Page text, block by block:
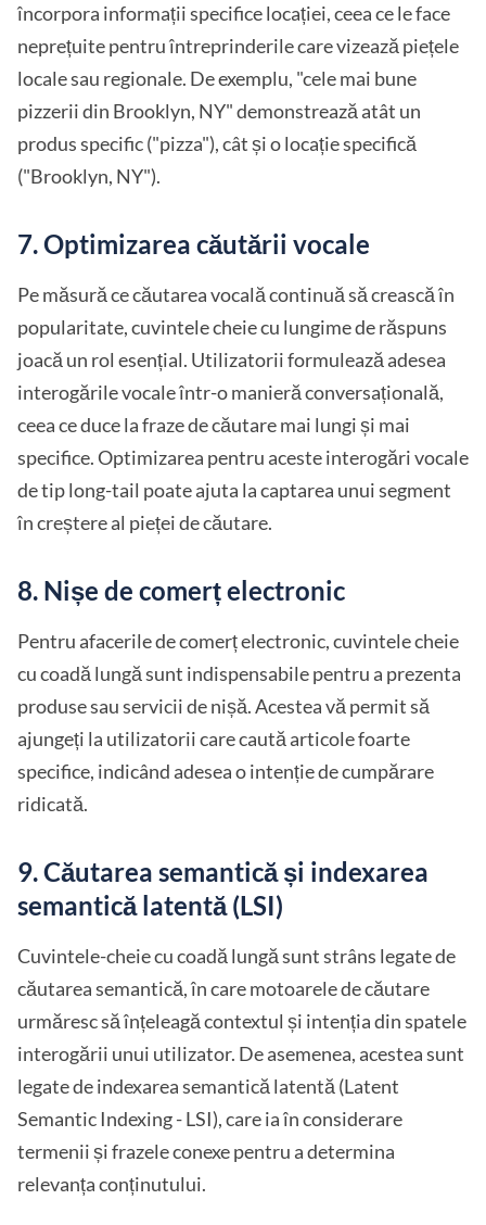
încorpora informații specifice locației, ceea ce le face
neprețuite pentru întreprinderile care vizează piețele
locale sau regionale. De exemplu, "cele mai bune
pizzerii din Brooklyn, NY" demonstrează atât un
produs specific ("pizza"), cât și o locație specifică
("Brooklyn, NY").
7. Optimizarea căutării vocale
Pe măsură ce căutarea vocală continuă să crească în
popularitate, cuvintele cheie cu lungime de răspuns
joacă un rol esențial. Utilizatorii formulează adesea
interogările vocale într-o manieră conversațională,
ceea ce duce la fraze de căutare mai lungi și mai
specifice. Optimizarea pentru aceste interogări vocale
de tip long-tail poate ajuta la captarea unui segment
în creștere al pieței de căutare.
8. Nișe de comerț electronic
Pentru afacerile de comerț electronic, cuvintele cheie
cu coadă lungă sunt indispensabile pentru a prezenta
produse sau servicii de nișă. Acestea vă permit să
ajungeți la utilizatorii care caută articole foarte
specifice, indicând adesea o intenție de cumpărare
ridicată.
9. Căutarea semantică și indexarea
semantică latentă (LSI)
Cuvintele-cheie cu coadă lungă sunt strâns legate de
căutarea semantică, în care motoarele de căutare
urmăresc să înțeleagă contextul și intenția din spatele
interogării unui utilizator. De asemenea, acestea sunt
legate de indexarea semantică latentă (Latent
Semantic Indexing - LSI), care ia în considerare
termenii și frazele conexe pentru a determina
relevanța conținutului.